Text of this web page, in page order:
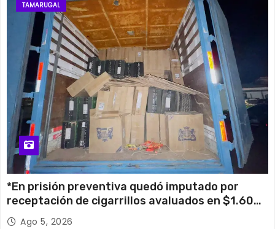
TAMARUGAL
*En prisión preventiva quedó imputado por
receptación de cigarrillos avaluados en $1.600
millones*
Ago 5, 2026